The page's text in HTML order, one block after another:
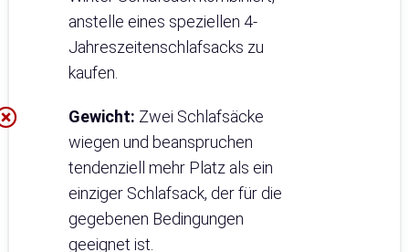
anstelle eines speziellen 4-
Jahreszeitenschlafsacks zu
kaufen.
Gewicht: Zwei Schlafsäcke
wiegen und beanspruchen
tendenziell mehr Platz als ein
einziger Schlafsack, der für die
gegebenen Bedingungen
geeignet ist.